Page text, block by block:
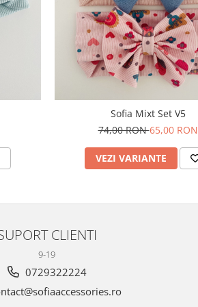
Sofia Mixt Set V5
74,00 RON65,00 RON
VEZI VARIANTE
CLIENTI
9-19
0729322224